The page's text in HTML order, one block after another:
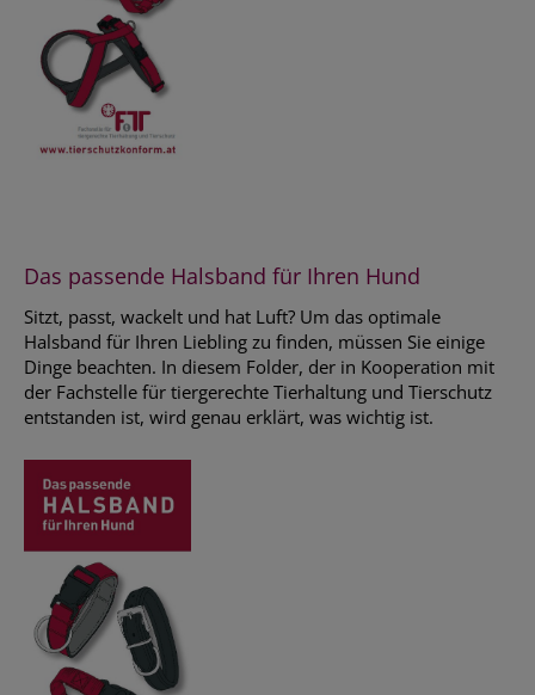
Das passende Halsband für Ihren Hund
Sitzt, passt, wackelt und hat Luft? Um das optimale
Halsband für Ihren Liebling zu finden, müssen Sie einige
Dinge beachten. In diesem Folder, der in Kooperation mit
der Fachstelle für tiergerechte Tierhaltung und Tierschutz
entstanden ist, wird genau erklärt, was wichtig ist.